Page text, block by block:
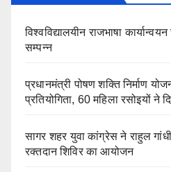
विश्वविद्यालयीन राजभाषा
सम्पन्न
प्रधानमंत्री पोषण शक्ति निर्माण
प्रतियोगिता, 60 महिला रसोइयों ने
सागर शहर युवा कांग्रेस ने राहुल
रक्तदान शिविर का आयोजन